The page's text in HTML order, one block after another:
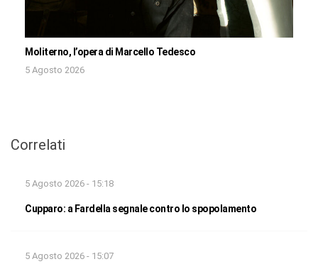
Moliterno, l’opera di Marcello Tedesco
5 Agosto 2026
Correlati
5 Agosto 2026 - 15:18
Cupparo: a Fardella segnale contro lo spopolamento
5 Agosto 2026 - 15:07